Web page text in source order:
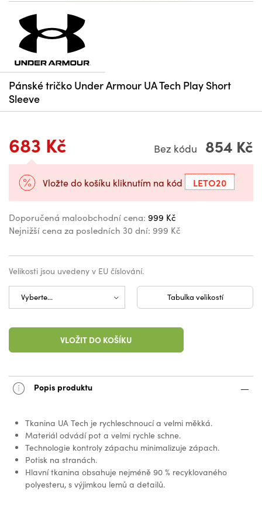
Pánské tričko Under Armour UA Tech Play Short
Sleeve
683 Kč Bez kódu 854 Kč
Vložte do košíku kliknutím na kód LETO20
Doporučená maloobchodní cena: 999 Kč
Nejnižší cena za posledních 30 dní: 999 Kč
Velikosti jsou uvedeny v EU číslování.
Tabulka velikostí
VLOŽIT DO KOŠÍKU
Popis produktu
Tkanina UA Tech je rychleschnoucí a velmi měkká.
Materiál odvádí pot a velmi rychle schne.
Technologie kontroly zápachu minimalizuje zápach.
Potisk na stranách.
Hlavní tkanina obsahuje nejméně 90 % recyklovaného
polyesteru, s výjimkou lemů a detailů.